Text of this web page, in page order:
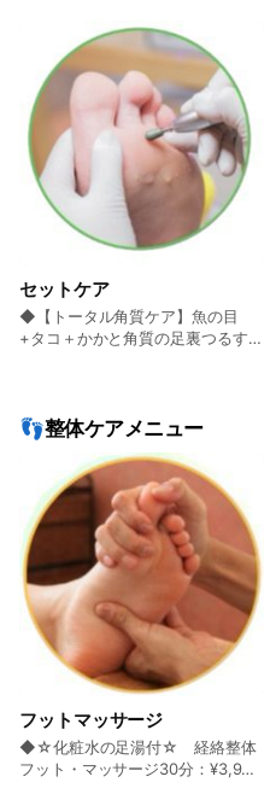
いにより料金が変わります）補整
器具を使用して巻き爪を改善。 ◆
分厚くなった爪・変形爪・割れ
爪・二枚爪・小爪ケア☆全足爪カ
ット付き：¥5,500~ (税込) 分厚い
爪や変形・割れた爪を適正な厚み
に調整して、形を整えて健康な爪
が生えやすいようにします。爪の
状態によって金額が変わります。
5,500円～9,900円 ◆【足爪ケア
の基本】足爪にトラブルのない方
¥3,900~ (税込) カウンセリング⇒
化粧水の足湯⇒正しい足爪切り
（両足10指）⇒専用のマシンで爪
¥3,500~ (税込) カウンセリング⇒
化粧水の足湯⇒正しい爪切り⇒専
用のマシンで爪の間や周りのお掃
除や甘皮処理、研磨などのプラスα
のケア ◆人工爪ケア（スカルプ取
付け・メンテナンス）【割れ・欠
け・変形・分厚い爪ケア】：
¥6,600~ (税込) 足の肥厚爪・割れ
爪・欠け爪・変形爪などで、人工
爪を付けて形を整えて、伸びの促
進と指先の保護をします。スカル
プ技術で見た目もキレイに☆
セットケア
◆【トータル角質ケア】魚の目
+タコ＋かかと角質の足裏つるす
足裏の痛い魚の目や固いタコ、ガ
サガサかかとの角質をケアできる
お得なコース♪ ◆☆サロンスペシ
ャリテ☆ オリジナル特別カウンセ
リングコース：¥22,000 (税込) カ
ウンセリングの上、足やお体の状
態、ご要望に応じた施術をオリジ
ナルにアレンジするトータルフッ
トケア&整体☆トラブル&キレイ&
美容ケアコース！ ◆【足裏ポイン
トケア】 魚の目＆タコのセット
ケア 60分：¥8,800 (税込) 通常
初回11,000円⇒8,800円☆化粧水
★タコとうおのめは一緒になって
いることが多く、セットでお得な
プチプライス☆彡 ◆トータルフッ
👣整体ケアメニュー
フットマッサージ
◆☆化粧水の足湯付☆ 経絡整体
フット・マッサージ30分：¥3,900